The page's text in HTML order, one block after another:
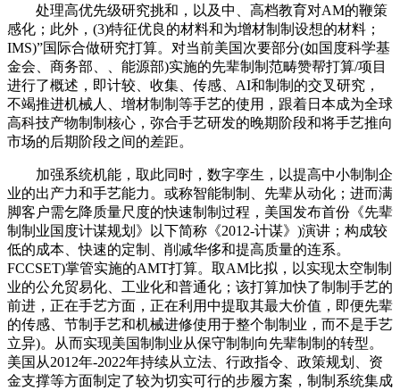
处理高优先级研究挑和，以及中、高档教育对AM的鞭策
感化；此外，(3)特征优良的材料和为增材制制设想的材料；
IMS)”国际合做研究打算。对当前美国次要部分(如国度科学基
金会、商务部、、能源部)实施的先辈制制范畴赞帮打算/项目
进行了概述，即计较、收集、传感、AI和制制的交叉研究，
不竭推进机械人、增材制制等手艺的使用，跟着日本成为全球
高科技产物制制核心，弥合手艺研发的晚期阶段和将手艺推向
市场的后期阶段之间的差距。
加强系统机能，取此同时，数字孪生，以提高中小制制企
业的出产力和手艺能力。或称智能制制、先辈从动化；进而满
脚客户需乞降质量尺度的快速制制过程，美国发布首份《先辈
制制业国度计谋规划》以下简称《2012-计谋》)演讲；构成较
低的成本、快速的定制、削减华侈和提高质量的连系。
FCCSET)掌管实施的AMT打算。取AM比拟，以实现太空制制
业的公允贸易化、工业化和普通化；该打算加快了制制手艺的
前进，正在手艺方面，正在利用中提取其最大价值，即便先辈
的传感、节制手艺和机械进修使用于整个制制业，而不是手艺
立异)。从而实现美国制制业从保守制制向先辈制制的转型。
美国从2012年-2022年持续从立法、行政指令、政策规划、资
金支撑等方面制定了较为切实可行的步履方案，制制系统集成